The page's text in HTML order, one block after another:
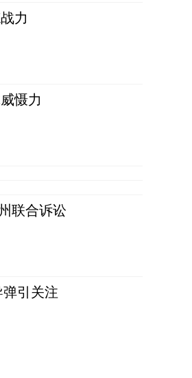
力
慑力
联合诉讼
弹引关注